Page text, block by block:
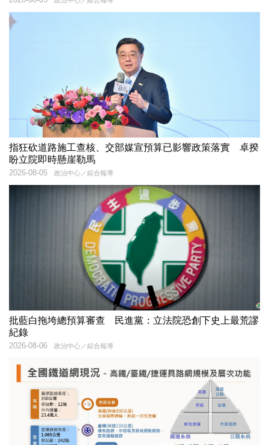
指狂砍道路施工查核、交部媒宣預算已影響政策落實 卓揆
盼立院即時懸崖勒馬
政治中心／綜合報導
2026-08-05
批藍白拖垮總預算審查 民進黨：立法院恐創下史上最荒謬
紀錄
政治中心／綜合報導
2026-08-06